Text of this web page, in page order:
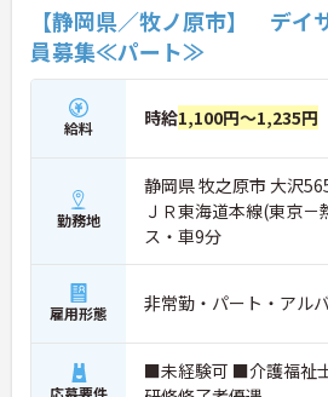
【静岡県／牧ノ原市】 デイ
員募集≪パート≫
給料 時給1,100円～1,235円
勤務地
静岡県 牧之原市 大沢
ＪＲ東海道本線(東京
ス・車9分
雇用形態 非常勤・パート・アル
■未経験可 ■介護福祉